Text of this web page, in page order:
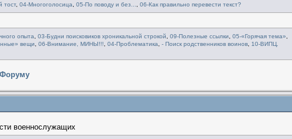
тост, 04-Многоголосица 05-По поводу и без... 06-Как правильно перевести текст?
опыта 03-Будни поисковиков хроникальной строкой 09-Полезные ссылки 05-«Горячая тема»
вещи 06-Внимание, МИНЫ!!! 04-Проблематика - Поиск родственников воинов,
10-ВИПЦ.
военнослужащих